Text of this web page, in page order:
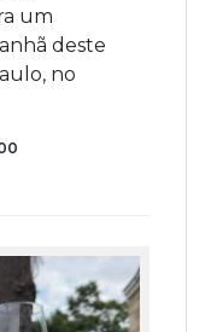
um
deste
no